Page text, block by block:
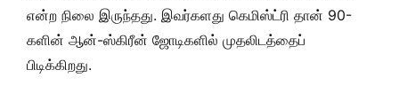
என்ற நிலை இருந்தது. இவர்களது கெமிஸ்ட்ரி தான் 90-
களின் ஆன்-ஸ்கிரீன் ஜோடிகளில் முதலிடத்தைப்
பிடிக்கிறது.